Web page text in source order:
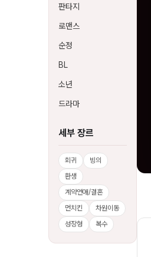
판타지
로맨스
순정
BL
소년
드라마
세부 장르
회귀
빙의
환생
계약연애/결혼
먼치킨
차원이동
성장형
복수